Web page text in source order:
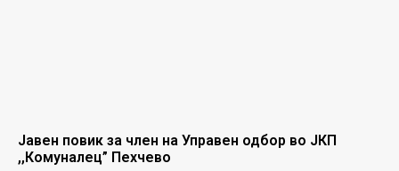
Јавен повик за член на Управен одбор во ЈКП
,,Комуналец” Пехчево